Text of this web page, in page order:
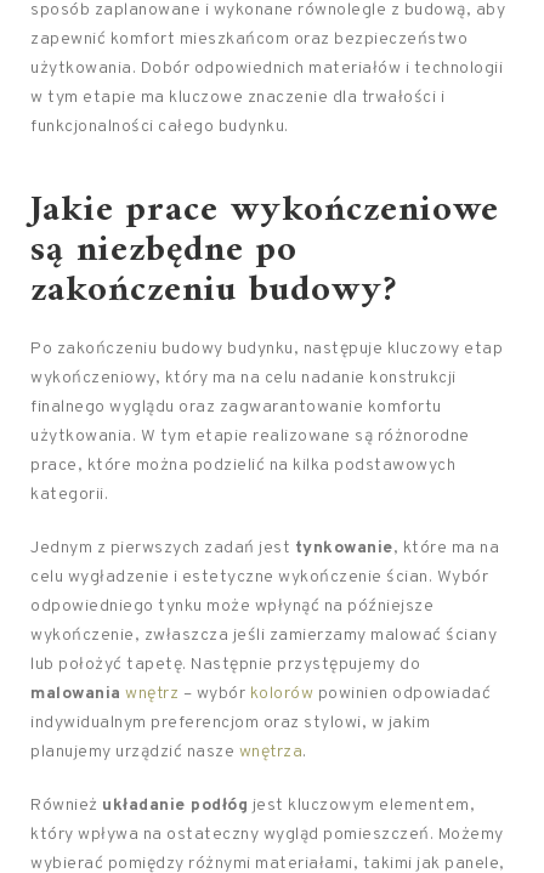
sposób zaplanowane i wykonane równolegle z budową, aby
zapewnić komfort mieszkańcom oraz bezpieczeństwo
użytkowania. Dobór odpowiednich materiałów i technologii
w tym etapie ma kluczowe znaczenie dla trwałości i
funkcjonalności całego budynku.
Jakie prace wykończeniowe
są niezbędne po
zakończeniu budowy?
Po zakończeniu budowy budynku, następuje kluczowy etap
wykończeniowy, który ma na celu nadanie konstrukcji
finalnego wyglądu oraz zagwarantowanie komfortu
użytkowania. W tym etapie realizowane są różnorodne
prace, które można podzielić na kilka podstawowych
kategorii.
Jednym z pierwszych zadań jest tynkowanie, które ma na
celu wygładzenie i estetyczne wykończenie ścian. Wybór
odpowiedniego tynku może wpłynąć na późniejsze
wykończenie, zwłaszcza jeśli zamierzamy malować ściany
lub położyć tapetę. Następnie przystępujemy do
malowania wnętrz – wybór kolorów powinien odpowiadać
indywidualnym preferencjom oraz stylowi, w jakim
planujemy urządzić nasze wnętrza.
Również układanie podłóg jest kluczowym elementem,
który wpływa na ostateczny wygląd pomieszczeń. Możemy
wybierać pomiędzy różnymi materiałami, takimi jak panele,